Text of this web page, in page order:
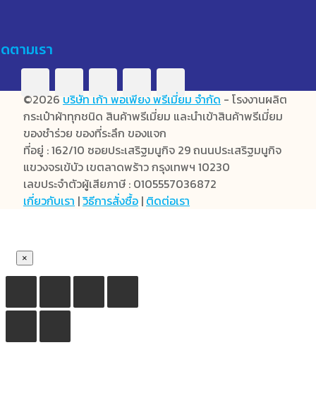
ตามเรา
©2026 บริษัท เก้า พอเพียง พรีเมี่ยม จำกัด - โรงงานผลิต
กระเป๋าผ้าทุกชนิด สินค้าพรีเมี่ยม และนำเข้าสินค้าพรีเมี่ยม
ของชำร่วย ของที่ระลึก ของแจก
ที่อยู่ : 162/10 ซอยประเสริฐมนูกิจ 29 ถนนประเสริฐมนูกิจ
แขวงจรเข้บัว เขตลาดพร้าว กรุงเทพฯ 10230
เลขประจำตัวผู้เสียภาษี : 0105557036872
เกี่ยวกับเรา |วิธีการสั่งซื้อ | ติดต่อเรา
×